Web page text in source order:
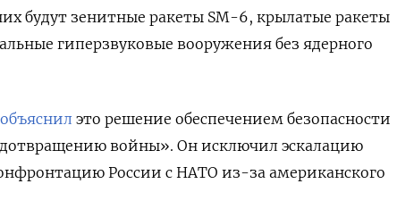
будут зенитные ракеты SM-6, крылатые ракеты
гиперзвуковые вооружения без ядерного
объяснил это решение обеспечением безопасности
войны». Он исключил эскалацию
России с НАТО из-за американского